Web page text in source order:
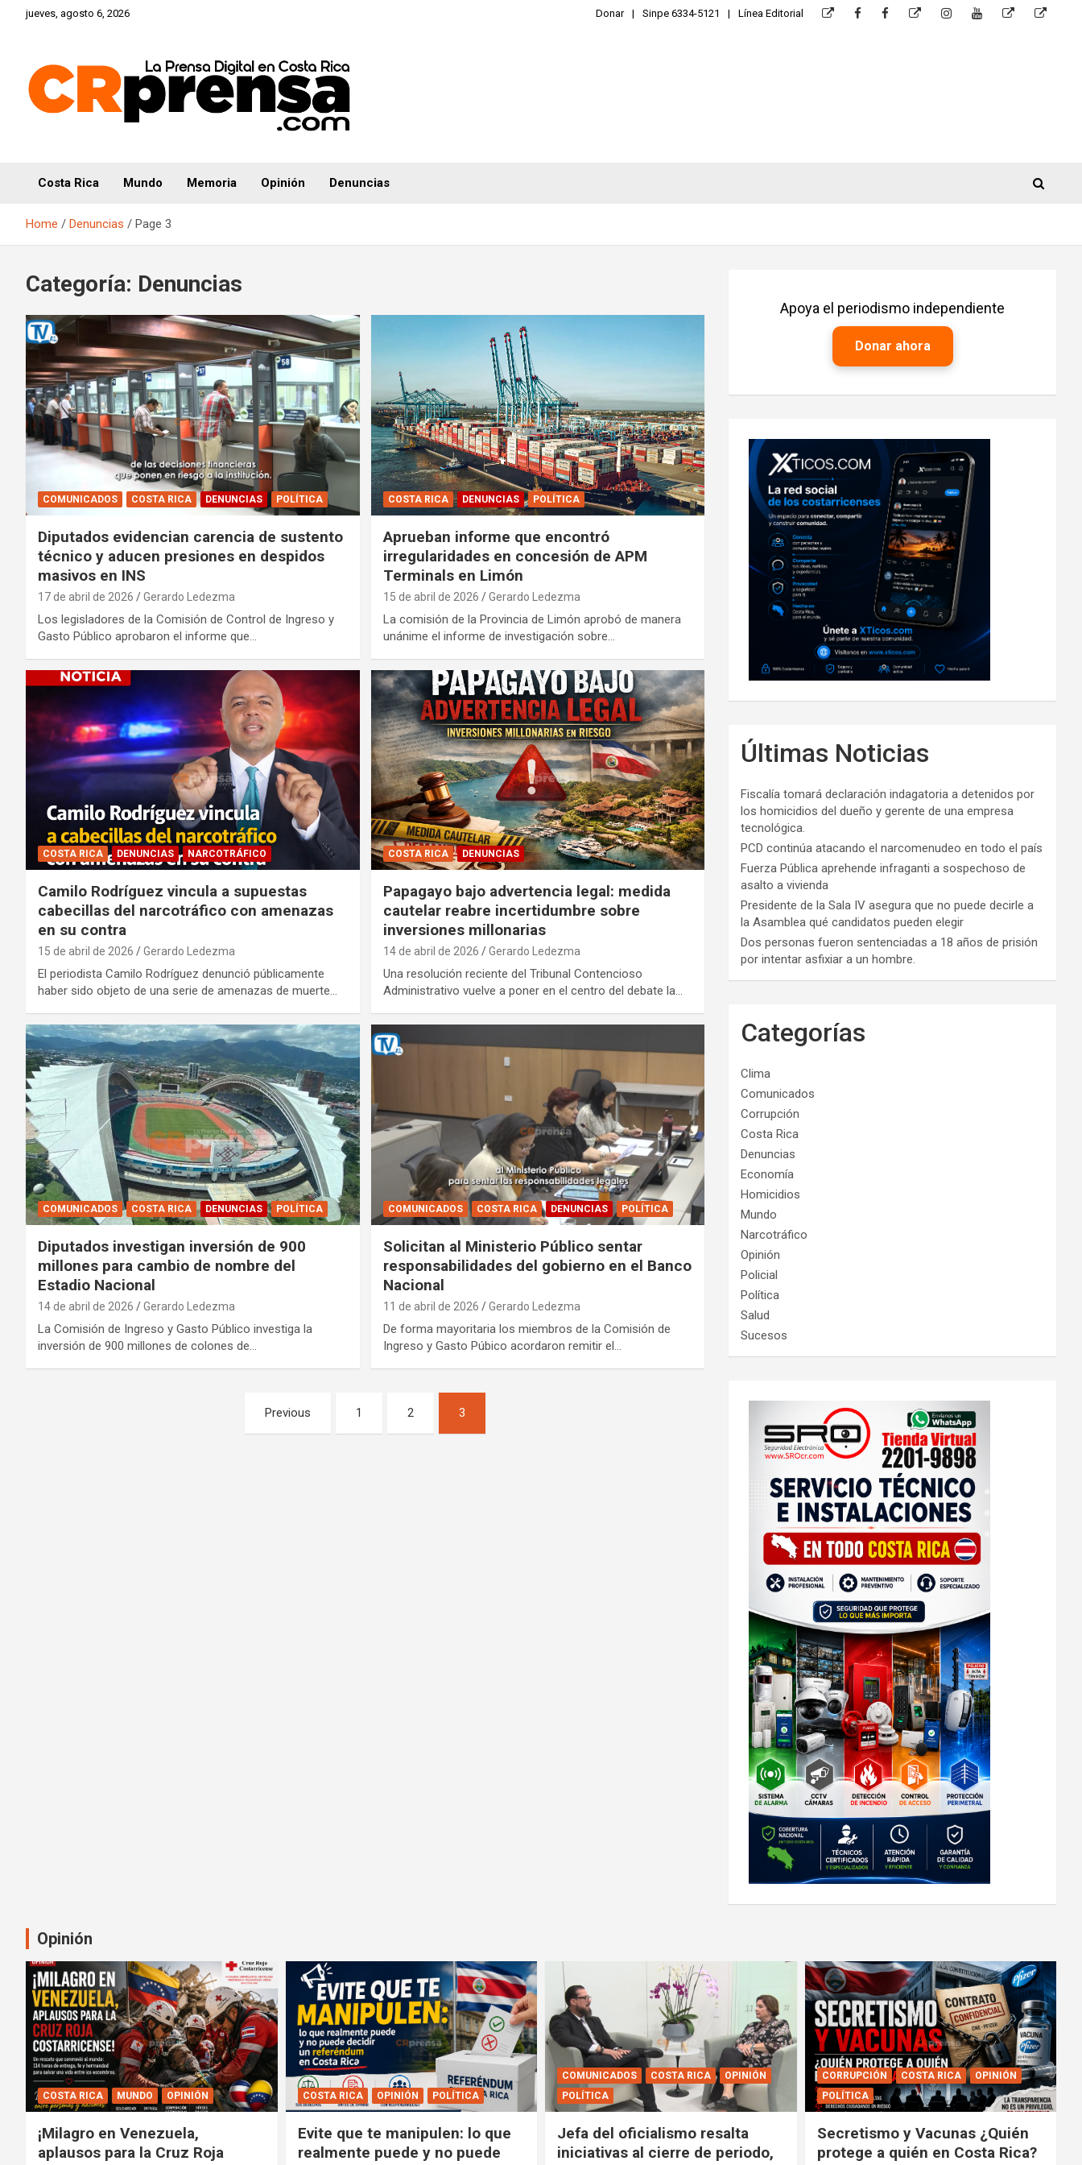
jueves, agosto 6, 2026 Donar Sinpe 6334-5121 Línea Editorial
Costa Rica Mundo Memoria Opinión Denuncias
Home Denuncias Page 3
Categoría: Denuncias
COMUNICADOS COSTA RICA DENUNCIAS POLÍTICA
Diputados evidencian carencia de sustento
técnico y aducen presiones en despidos
masivos en INS
17 de abril de 2026 Gerardo Ledezma
Los legisladores de la Comisión de Control de Ingreso y
Gasto Público aprobaron el informe que…
COSTA RICA DENUNCIAS POLÍTICA
Aprueban informe que encontró
irregularidades en concesión de APM
Terminals en Limón
15 de abril de 2026 Gerardo Ledezma
La comisión de la Provincia de Limón aprobó de manera
unánime el informe de investigación sobre…
COSTA RICA DENUNCIAS NARCOTRÁFICO
Camilo Rodríguez vincula a supuestas
cabecillas del narcotráfico con amenazas
en su contra
15 de abril de 2026 Gerardo Ledezma
El periodista Camilo Rodríguez denunció públicamente
haber sido objeto de una serie de amenazas de muerte…
COSTA RICA DENUNCIAS
Papagayo bajo advertencia legal: medida
cautelar reabre incertidumbre sobre
inversiones millonarias
14 de abril de 2026 Gerardo Ledezma
Una resolución reciente del Tribunal Contencioso
Administrativo vuelve a poner en el centro del debate la…
COMUNICADOS COSTA RICA DENUNCIAS POLÍTICA
Diputados investigan inversión de 900
millones para cambio de nombre del
Estadio Nacional
14 de abril de 2026 Gerardo Ledezma
La Comisión de Ingreso y Gasto Público investiga la
inversión de 900 millones de colones de…
COMUNICADOS COSTA RICA DENUNCIAS POLÍTICA
Solicitan al Ministerio Público sentar
responsabilidades del gobierno en el Banco
Nacional
11 de abril de 2026 Gerardo Ledezma
De forma mayoritaria los miembros de la Comisión de
Ingreso y Gasto Púbico acordaron remitir el…
Previous 1 2 3
Apoya el periodismo independiente
Donar ahora
Últimas Noticias
Fiscalía tomará declaración indagatoria a detenidos por
los homicidios del dueño y gerente de una empresa
tecnológica.
PCD continúa atacando el narcomenudeo en todo el país
Fuerza Pública aprehende infraganti a sospechoso de
asalto a vivienda
Presidente de la Sala IV asegura que no puede decirle a
la Asamblea qué candidatos pueden elegir
Dos personas fueron sentenciadas a 18 años de prisión
por intentar asfixiar a un hombre.
Categorías
Clima
Comunicados
Corrupción
Costa Rica
Denuncias
Economía
Homicidios
Mundo
Narcotráfico
Opinión
Policial
Política
Salud
Sucesos
Opinión
COSTA RICA MUNDO OPINIÓN
¡Milagro en Venezuela,
aplausos para la Cruz Roja
COSTA RICA OPINIÓN POLÍTICA
Evite que te manipulen: lo que
realmente puede y no puede
COMUNICADOS COSTA RICA
OPINIÓN
POLÍTICA
Jefa del oficialismo resalta
iniciativas al cierre de periodo,
CORRUPCIÓN COSTA RICA
OPINIÓN
POLÍTICA
Secretismo y Vacunas ¿Quién
protege a quién en Costa Rica?